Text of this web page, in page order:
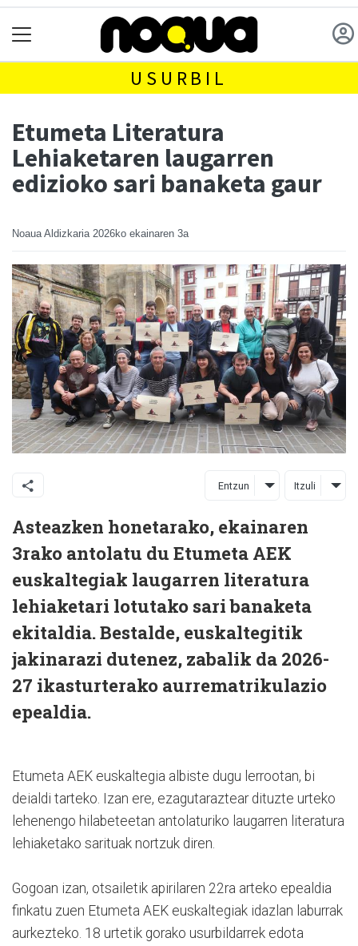
USURBIL
Etumeta Literatura
Lehiaketaren laugarren
edizioko sari banaketa gaur
Noaua Aldizkaria 2026ko ekainaren 3a
Entzun Itzuli
Asteazken honetarako, ekainaren
3rako antolatu du Etumeta AEK
euskaltegiak laugarren literatura
lehiaketari lotutako sari banaketa
ekitaldia. Bestalde, euskaltegitik
jakinarazi dutenez, zabalik da 2026-
27 ikasturterako aurrematrikulazio
epealdia.
Etumeta AEK euskaltegia albiste dugu lerrootan, bi
deialdi tarteko. Izan ere, ezagutaraztear dituzte urteko
lehenengo hilabeteetan antolaturiko laugarren literatura
lehiaketako sarituak nortzuk diren.
Gogoan izan, otsailetik apirilaren 22ra arteko epealdia
finkatu zuen Etumeta AEK euskaltegiak idazlan laburrak
aurkezteko. 18 urtetik gorako usurbildarrek edota